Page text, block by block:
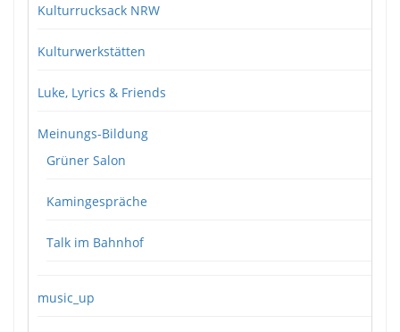
Kulturrucksack NRW
Kulturwerkstätten
Luke, Lyrics & Friends
Meinungs-Bildung
Grüner Salon
Kamingespräche
Talk im Bahnhof
music_up